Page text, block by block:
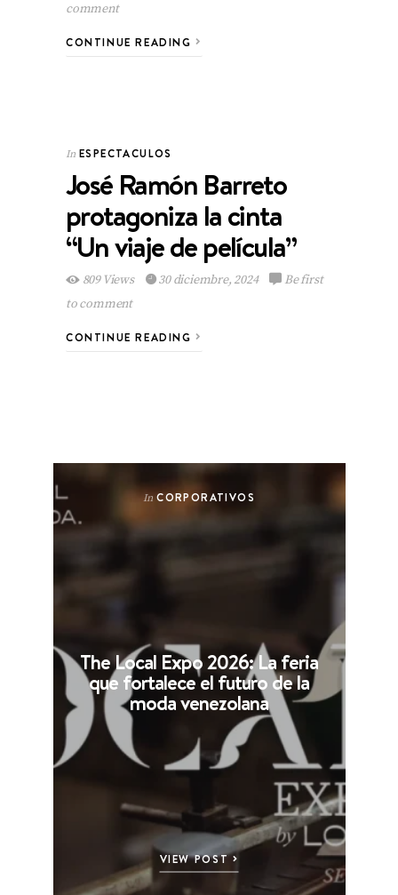
comment
CONTINUE READING
In ESPECTACULOS
José Ramón Barreto
protagoniza la cinta
“Un viaje de película”
809 Views 30 diciembre, 2024
Be first
to comment
CONTINUE READING
In CORPORATIVOS
The Local Expo 2026: La feria
que fortalece el futuro de la
moda venezolana
VIEW POST